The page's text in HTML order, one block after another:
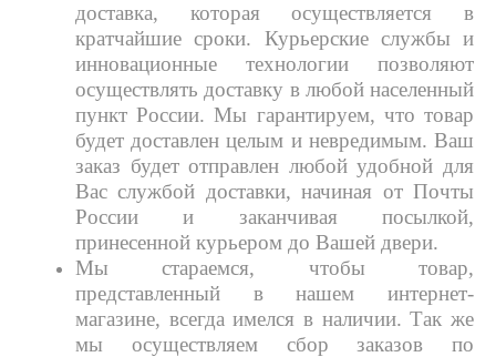
доставка, которая осуществляется в
кратчайшие сроки. Курьерские службы и
инновационные технологии позволяют
осуществлять доставку в любой населенный
пункт России. Мы гарантируем, что товар
будет доставлен целым и невредимым. Ваш
заказ будет отправлен любой удобной для
Вас службой доставки, начиная от Почты
России и заканчивая посылкой,
принесенной курьером до Вашей двери.
Мы стараемся, чтобы товар,
представленный в нашем интернет-
магазине, всегда имелся в наличии. Так же
мы осуществляем сбор заказов по